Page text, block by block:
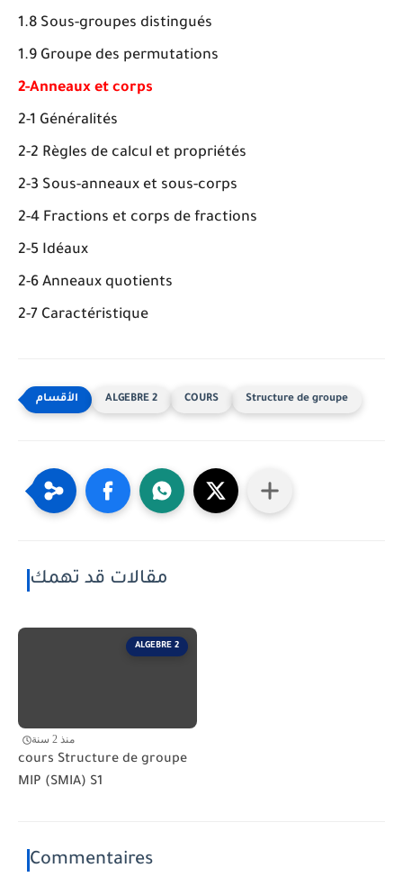
1.8 Sous-groupes distingués
1.9 Groupe des permutations
2-Anneaux et corps
2-1 Généralités
2-2 Règles de calcul et propriétés
2-3 Sous-anneaux et sous-corps
2-4 Fractions et corps de fractions
2-5 Idéaux
2-6 Anneaux quotients
2-7 Caractéristique
ALGEBRE 2 COURS Structure de groupe
مقالات قد تهمك
ALGEBRE 2
منذ 2 سنة
cours Structure de groupe
MIP (SMIA) S1
Commentaires